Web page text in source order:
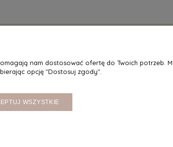
Twoje zamówienia
Przechowalnia
nam dostosować ofertę do Twoich potrzeb.
opcję "Dostosuj zgody".
WSZYSTKIE